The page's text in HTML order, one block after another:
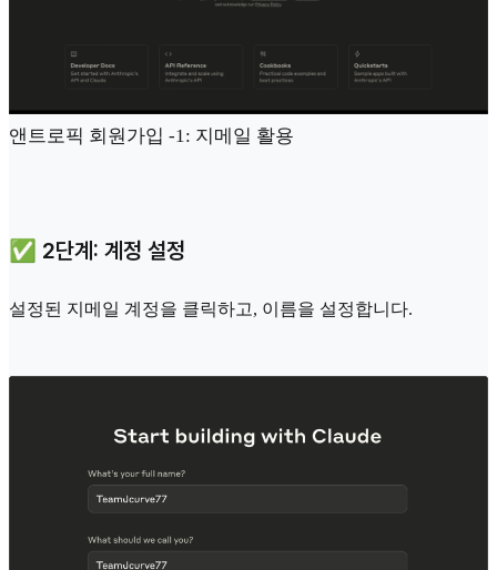
앤트로픽 회원가입 -1: 지메일 활용
✅ 2단계: 계정 설정
설정된 지메일 계정을 클릭하고, 이름을 설정합니다.